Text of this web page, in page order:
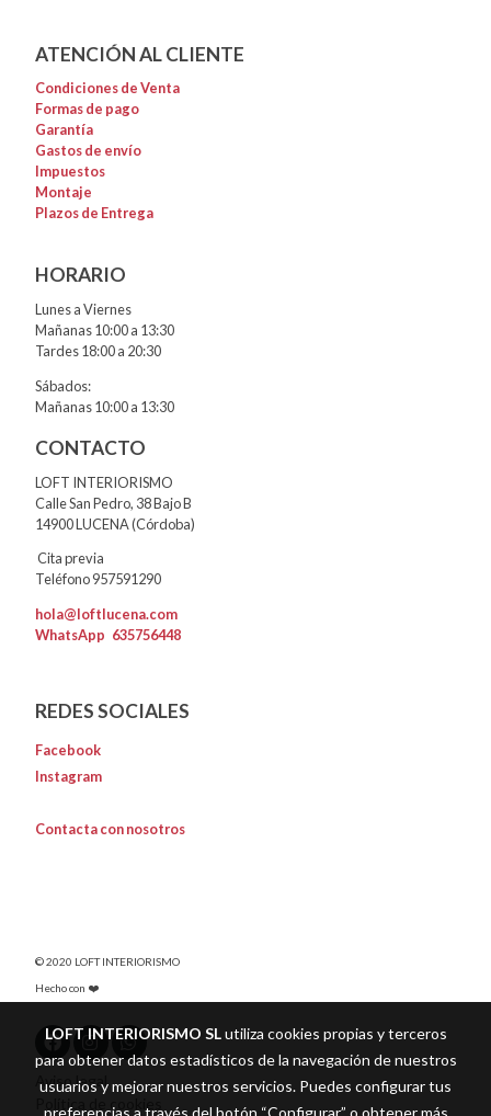
ATENCIÓN AL CLIENTE
Condiciones de Venta
Formas de pago
Garantía
Gastos de envío
Impuestos
Montaje
Plazos de Entrega
HORARIO
Lunes a Viernes
Mañanas 10:00 a 13:30
Tardes 18:00 a 20:30
Sábados:
Mañanas 10:00 a 13:30
CONTACTO
LOFT INTERIORISMO
Calle San Pedro, 38 Bajo B
14900 LUCENA (Córdoba)
Cita previa
Teléfono 957591290
hola@loftlucena.com
WhatsApp 635756448
REDES SOCIALES
Facebook
Instagram
Contacta con nosotros
© 2020 LOFT INTERIORISMO
Hecho con ❤️
Aviso legal
Política de cookies
LOFT INTERIORISMO SLutiliza cookies propias y terceros
para obtener datos estadísticos de la navegación de nuestros
usuarios y mejorar nuestros servicios. Puedes configurar tus
preferencias a través del botón “Configurar” o obtener más